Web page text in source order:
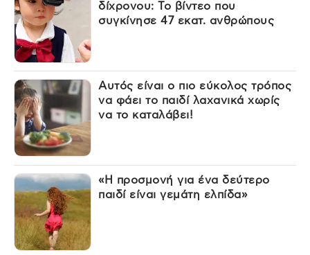
δίχρονου: Το βίντεο που
συγκίνησε 47 εκατ. ανθρώπους
Αυτός είναι ο πιο εύκολος τρόπος
να φάει το παιδί λαχανικά χωρίς
να το καταλάβει!
«Η προσμονή για ένα δεύτερο
παιδί είναι γεμάτη ελπίδα»